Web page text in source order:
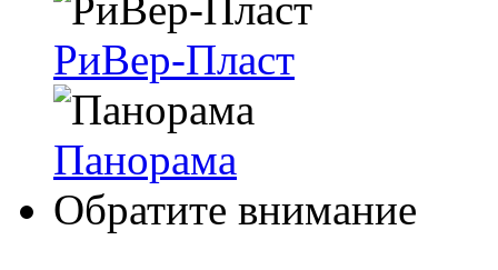
РиВер-Пласт
Панорама
Обратите внимание